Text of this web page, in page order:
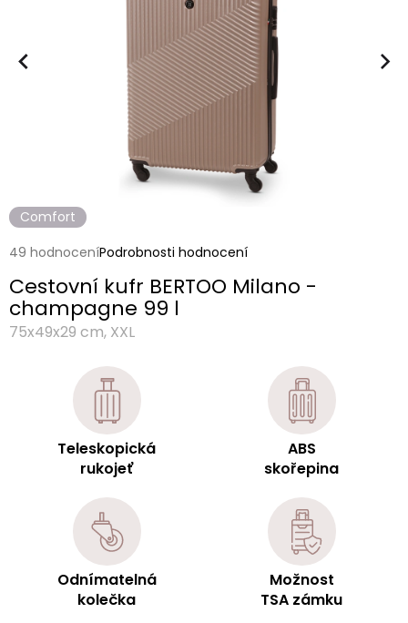
Comfort
Průměrné
produktu
je
4,1
z
49 hodnoceníPodrobnosti hodnocení
Cestovní kufr BERTOO Milano -
champagne 99 l
75x49x29 cm, XXL
Teleskopická
rukojeť
ABS
skořepina
Odnímatelná
kolečka
Možnost
TSA zámku